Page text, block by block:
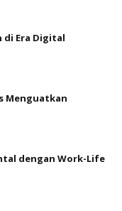
di Era Digital
Menguatkan
dengan Work-Life